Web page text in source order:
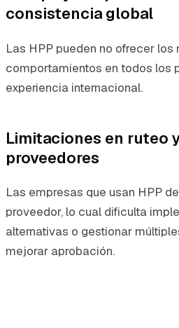
consistencia global
Las HPP pueden no ofrecer
comportamientos en todos los
experiencia internacional.
Limitaciones en ruteo
proveedores
Las empresas que usan HPP
proveedor, lo cual dificulta
alternativas o gestionar
mejorar aprobación.